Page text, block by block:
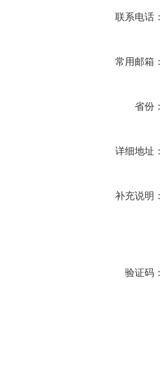
联系电话：
常用邮箱：
省份：
详细地址：
补充说明：
验证码：